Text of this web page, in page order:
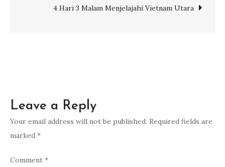
Berlayar
4 Hari 3 Malam Menjelajahi Vietnam Utara
Leave a Reply
Your email address will not be published. Required fields are
marked *
Comment *